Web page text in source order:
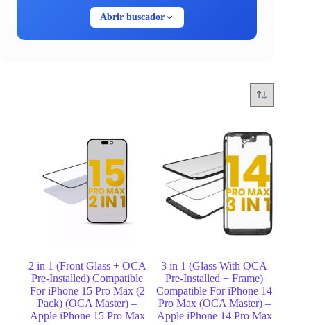
Abrir buscador
Cotiza tu reparación
1 Marca: -
2 Dispositivo:
2 in 1 (Front Glass + OCA
Pre-Installed) Compatible
For iPhone 15 Pro Max (2
Pack) (OCA Master) –
Apple iPhone 15 Pro Max
3 in 1 (Glass With OCA
Pre-Installed + Frame)
Compatible For iPhone 14
Pro Max (OCA Master) –
Apple iPhone 14 Pro Max